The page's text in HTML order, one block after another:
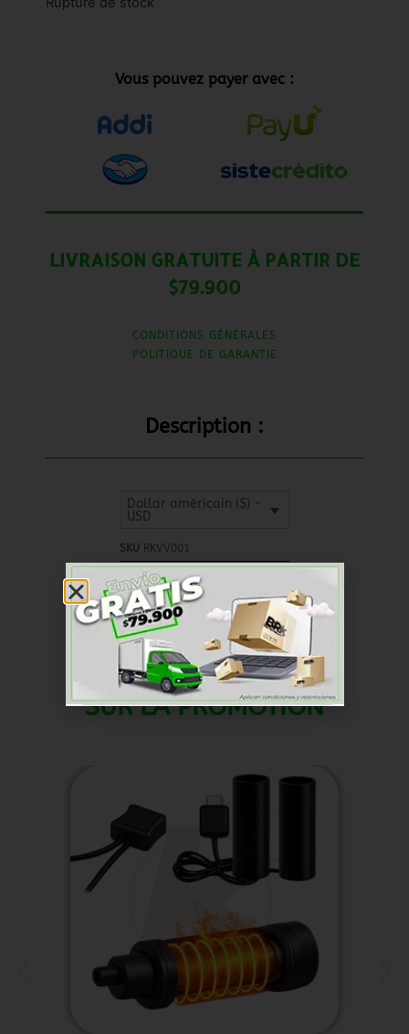
Vous pouvez payer avec :
LIVRAISON GRATUITE À PARTIR DE
$79.900
CONDITIONS GÉNÉRALES
POLITIQUE DE GARANTIE
Description :
Dollar américain ($) -
USD
SKU RKVV001
Categoría Coquilles et pneus
SUR LA PROMOTION